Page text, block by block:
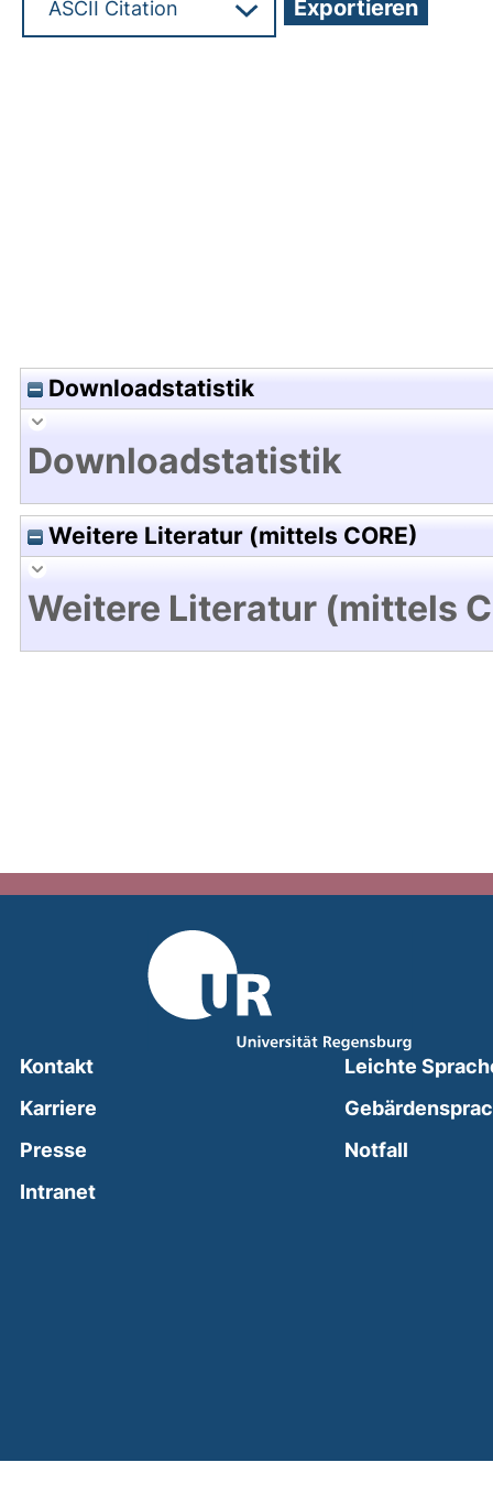
Downloadstatistik
Downloadstatistik
Weitere Literatur (mittels CORE)
Weitere Literatur (mittels
Kontakt
Karriere
Presse
Intranet(external link, opens in a new window)
Leichte
Notfall